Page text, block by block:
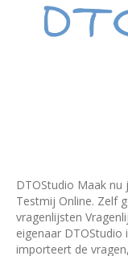
DTOStudio Maak nu
Testmij Online. Zelf
vragenlijsten
eigenaar DTOStudio
importeert de